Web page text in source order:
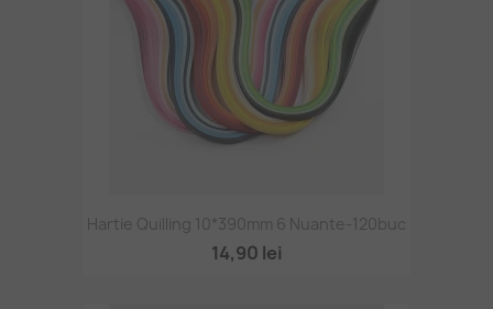
Hartie Quilling 10*390mm 6 Nuante-120buc
14,90 lei